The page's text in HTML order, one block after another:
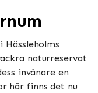
naturreservat
invånare en
här finns det nu